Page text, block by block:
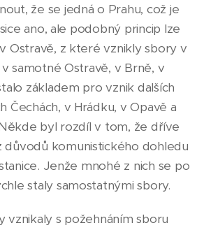
že se jedná o Prahu, což je
ano, ale podobný princip lze
Ostravě, z které vznikly sbory v
samotné Ostravě, v Brně, v
základem pro vznik dalších
Čechách, v Hrádku, v Opavě a
byl rozdíl v tom, že dříve
důvodů komunistického dohledu
Jenže mnohé z nich se po
staly samostatnými sbory.
vznikaly s požehnáním sboru